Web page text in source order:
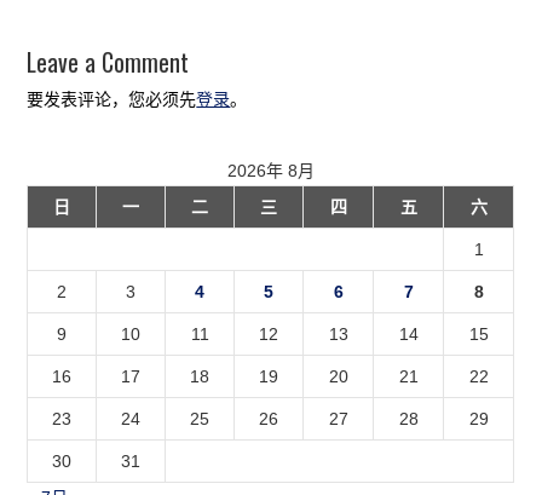
Leave a Comment
要发表评论，您必须先登录。
2026年 8月
日
一 二 三 四 五 六
1
2 3 4 5 6 7 8
9 10 11 12 13 14 15
16 17 18 19 20 21 22
23 24 25 26 27 28 29
30
31